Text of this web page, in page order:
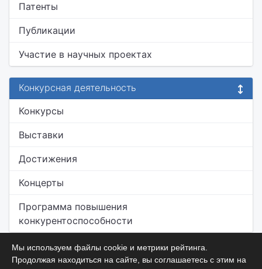
Патенты
Публикации
Участие в научных проектах
Конкурсная деятельность
Конкурсы
Выставки
Достижения
Концерты
Программа повышения
конкурентоспособности
Мы используем файлы cookie и метрики рейтинга.
Продолжая находиться на сайте, вы соглашаетесь с этим на